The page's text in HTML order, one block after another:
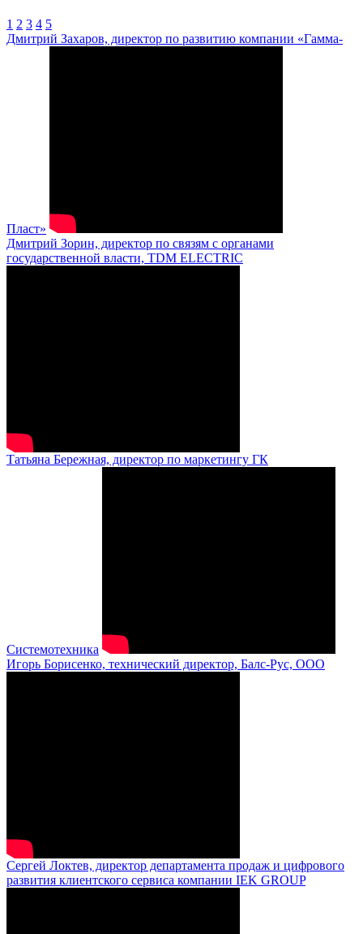
1 2 3 4 5
Дмитрий Захаров, директор по развитию компании «Гамма-
Пласт»
Дмитрий Зорин, директор по связям с органами
государственной власти, TDM ELECTRIC
Татьяна Бережная, директор по маркетингу ГК
Системотехника
Игорь Борисенко, технический директор, Балс-Рус, ООО
Сергей Локтев, директор департамента продаж и цифрового
развития клиентского сервиса компании IEK GROUP